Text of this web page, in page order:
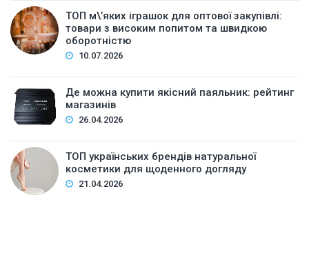
ТОП м\’яких іграшок для оптової закупівлі:
товари з високим попитом та швидкою
оборотністю
10.07.2026
Де можна купити якісний паяльник: рейтинг
магазинів
26.04.2026
ТОП українських брендів натуральної
косметики для щоденного догляду
21.04.2026